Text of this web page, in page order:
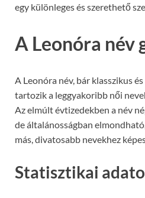
egy különleges és szerethető
A Leonóra név
A Leonóra név, bár klasszikus
tartozik a leggyakoribb női
Az elmúlt évtizedekben a név
de általánosságban
más, divatosabb nevekhez
Statisztikai